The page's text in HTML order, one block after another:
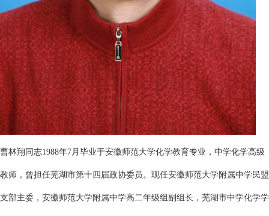
曹林翔同志1988年7月毕业于安徽师范大学化学教育专业，中学化学高级
教师，曾担任芜湖市第十四届政协委员。现任安徽师范大学附属中学民盟
支部主委，安徽师范大学附属中学高二年级组副组长，芜湖市中学化学学